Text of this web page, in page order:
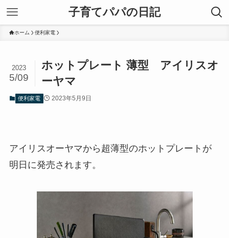
子育てパパの日記
ホーム 便利家電
ホットプレート 薄型 アイリスオ
ーヤマ
2023
5/09
便利家電 2023年5月9日
アイリスオーヤマから超薄型のホットプレートが
明日に発売されます。